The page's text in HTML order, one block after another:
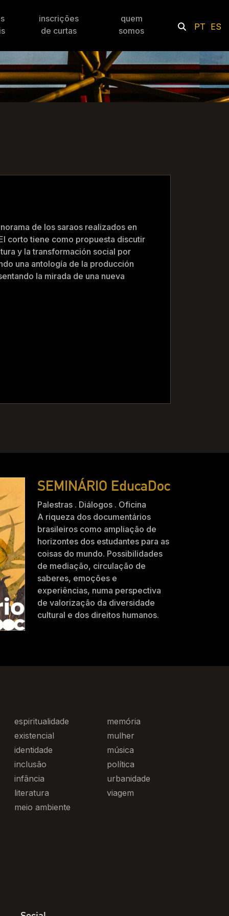
inscrições
de curtas
quem
somos
PT ES
de los saraos realizados en
corto tiene como propuesta discutir
y la transformación social por
una antología de la producción
la mirada de una nueva
SEMINÁRIO EducaDoc
Palestras . Diálogos . Oficina
A riqueza dos documentários
brasileiros como ampliação de
horizontes dos estudantes para as
coisas do mundo. Possibilidades
de mediação, circulação de
saberes, emoções e
experiências, numa perspectiva
de valorização da diversidade
cultural e dos direitos humanos.
espiritualidade
existencial
identidade
inclusão
infância
literatura
meio ambiente
memória
mulher
música
política
urbanidade
viagem